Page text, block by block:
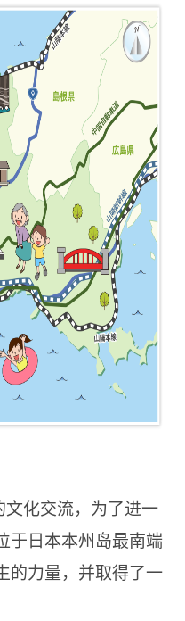
化交流，为了进一
于日本本州岛最南端
的力量，并取得了一